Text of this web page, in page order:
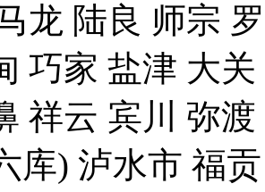
龙 陆良 师宗
巧家 盐津 大
祥云 宾川 弥
库) 泸水市 福